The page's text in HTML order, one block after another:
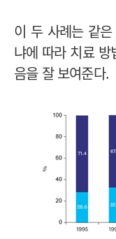
이 두 사례는 같
냐에 따라 치료
음을 잘 보여준다.